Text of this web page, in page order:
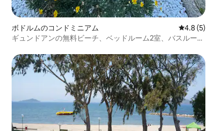
ボドルムのコンドミニアム レビュー5
4.8 (5)
ギュンドアンの無料ビーチ、ベッドルーム2室、バスルーム